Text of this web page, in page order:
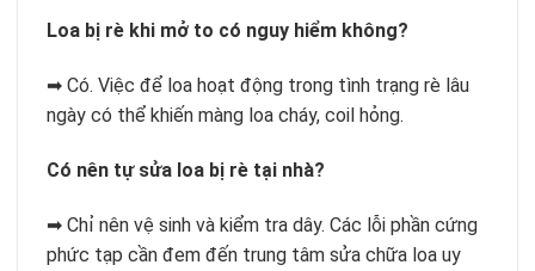
Loa bị rè khi mở to có nguy hiểm không?
➡ Có. Việc để loa hoạt động trong tình trạng rè lâu
ngày có thể khiến màng loa cháy, coil hỏng.
Có nên tự sửa loa bị rè tại nhà?
➡ Chỉ nên vệ sinh và kiểm tra dây. Các lỗi phần cứng
phức tạp cần đem đến trung tâm sửa chữa loa uy